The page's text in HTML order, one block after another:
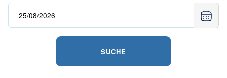
SUCHE